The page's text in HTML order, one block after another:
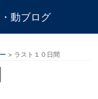
動ブログ
> ラスト１０日間